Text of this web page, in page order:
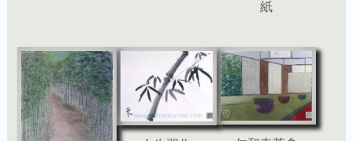
紙